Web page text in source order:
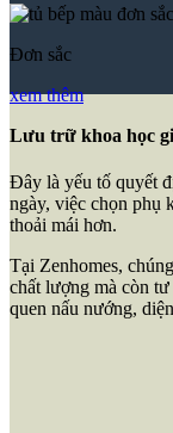
Đơn sắc
xem thêm
Lưu trữ khoa học
Đây là yếu tố quyết
ngày, việc chọn phụ
thoải mái hơn.
Tại Zenhomes,
chất lượng mà còn
quen nấu nướng,